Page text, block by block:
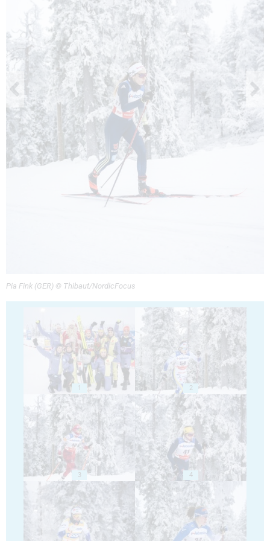
Pia Fink (GER) © Thibaut/NordicFocus
1 2
3 4